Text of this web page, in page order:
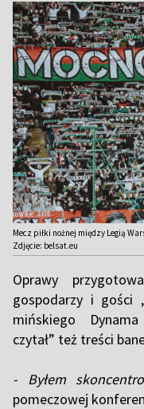
Mecz piłki nożnej między Legią
Zdjęcie: belsat.eu
Oprawy
gospodarzy i gości
mińskiego Dynama
czytał” też treści
- Byłem
pomeczowej